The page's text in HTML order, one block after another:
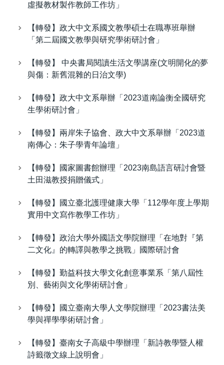
虛擬教材製作教師工作坊」
【轉發】政大中文系國文教學碩士在職專班舉辦
「第二屆國文教學與研究學術研討會」
【轉發】 中央書局閱讀生活文學講座(文明開化的夢
與傷：新舊混雜的日治文學)
【轉發】政大中文系舉辦「2023道南論衡全國研究
生學術研討會」
【轉發】兩岸朱子協會、政大中文系舉辦「2023道
南傳心：朱子學青年論壇」
【轉發】國家圖書館辦理「2023南島語言研討會暨
土田滋教授捐贈儀式」
【轉發】國立臺北護理健康大學「112學年度上學期
實用中文寫作教學工作坊」
【轉發】政治大學外國語文學院辦理「在地對『第
二文化』的轉譯與教學之挑戰」國際研討會
【轉發】勤益科技大學文化創意事業系「第八屆性
別、藝術與文化學術研討會」
【轉發】國立臺南大學人文學院辦理「2023書法美
學與禪學學術研討會」
【轉發】臺南女子高級中學辦理「新詩教學暨人權
詩籤徵文線上說明會」